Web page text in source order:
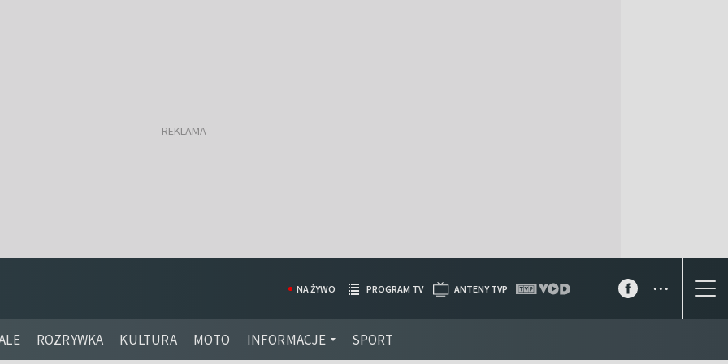
ROZRYWKA KULTURA MOTO INFORMACJE SPORT
NA ŻYWO PROGRAM TV ANTENY TVP ...